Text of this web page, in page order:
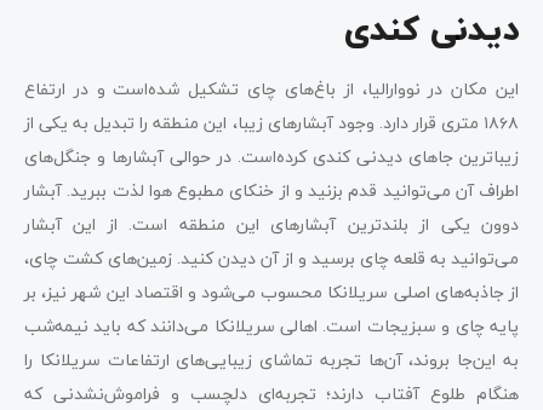
دیدنی کندی
این مکان در نووارالیا، از باغ‌های چای تشکیل شده‌‌است و در ارتفاع
۱۸۶۸ متری قرار دارد. وجود آبشارهای زیبا، این منطقه را تبدیل به یکی از
زیباترین جاهای دیدنی کندی کرده‌است. در حوالی آبشارها و جنگل‌های
اطراف آن می‌توانید قدم بزنید و از خنکای مطبوع هوا لذت ببرید. آبشار
دوون یکی از بلندترین آبشارهای این منطقه است. از این آبشار
می‌توانید به قلعه چای برسید و از آن دیدن کنید. زمین‌های کشت چای،
از جاذبه‌های اصلی سریلانکا محسوب می‌شود و اقتصاد این شهر نیز، بر
پایه چای و سبزیجات است. اهالی سریلانکا می‌دانند که باید نیمه‌شب
به این‌جا بروند، آن‌ها تجربه تماشای زیبایی‌های ارتفاعات سریلانکا را
هنگام طلوع آفتاب دارند؛ تجربه‌ای دلچسب و فراموش‌نشدنی که